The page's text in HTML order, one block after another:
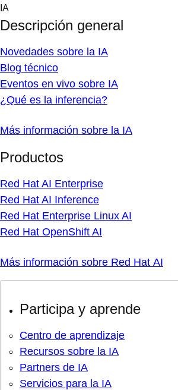
Skip
content
IA
Descripción general
Novedades sobre la IA
Blog técnico
Eventos en vivo sobre IA
¿Qué es la inferencia?
Más información sobre la IA
Productos
Red Hat AI Enterprise
Red Hat AI Inference
Red Hat Enterprise Linux AI
Red Hat OpenShift AI
Más información sobre Red Hat AI
Participa y aprende
Centro de aprendizaje
Recursos sobre la IA
Partners de IA
Servicios para la IA